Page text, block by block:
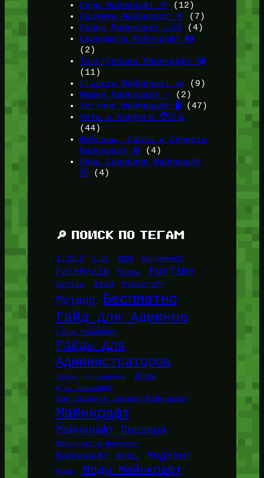
Сиды Майнкрафт 🌱
(12)
Скачать Майнкрафт 🔽
(7)
Скины Майнкрафт 🤹🏻
(4)
Скриншоты Майнкрафт 📸
(2)
Текстурпаки Майнкрафт 🖼️
(11)
Утилиты Майнкрафт ✂️ (9)
Фишки Майнкрафт ⭐(2)
Хостинг Майнкрафт 🖥️ (47)
Читы и Конфиги 🧑🏻‍💻
(44)
Шаблоны, Сайты и Скрипты
Майнкрафт ⚙️ (4)
Ядра Серверов Майнкрафт
🚰(4)
🔎 ПОИСК ПО ТЕГАМ
1.16.5 1.21 2026 BungeeHost
FateRealm Forge FunTime
HyTale Java Minecraft
Mojang Бесплатно
Гайд для Админов
Гайды Майнкрафт
Гайды для
Администраторов
Гайды для админов Игры
Игры Майнкрафт
Как создать сервер Майнкрафт
Майнкрафт
Майнкрафт Сервера
Майнкрафт в браузере
Майнкрафт моды Моджанг
Моды Моды Майнкрафт